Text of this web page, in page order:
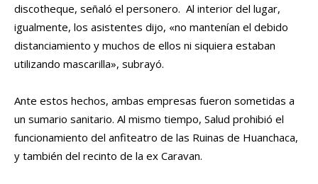
discotheque, señaló el personero. Al interior del lugar,
igualmente, los asistentes dijo, «no mantenían el debido
distanciamiento y muchos de ellos ni siquiera estaban
utilizando mascarilla», subrayó.
Ante estos hechos, ambas empresas fueron sometidas a
un sumario sanitario. Al mismo tiempo, Salud prohibió el
funcionamiento del anfiteatro de las Ruinas de Huanchaca,
y también del recinto de la ex Caravan.